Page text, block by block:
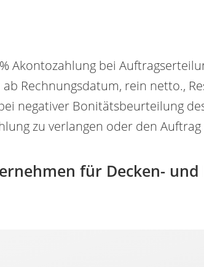
Akontozahlung bei
Rechnungsdatum, rein netto.,
negativer Bonitätsbeurteilung
zu verlangen oder den
für Decken- und